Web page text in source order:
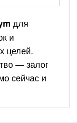
для
и
целей.
— залог
сейчас и